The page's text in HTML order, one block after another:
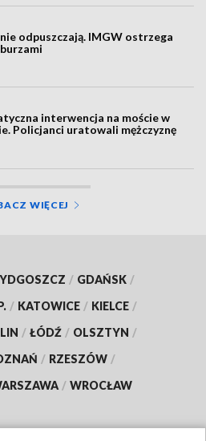
nie odpuszczają. IMGW ostrzega
interwencja na moście w
Policjanci uratowali mężczyznę
WIĘCEJ
/ GDAŃSK /
/ KATOWICE / KIELCE /
/ ŁÓDŹ / OLSZTYN /
/ RZESZÓW /
/ WROCŁAW